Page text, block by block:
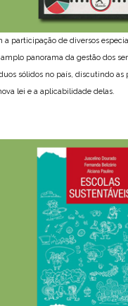
a participação de diversos
panorama da gestão dos
sólidos no país, discutindo as
lei e a aplicabilidade delas.